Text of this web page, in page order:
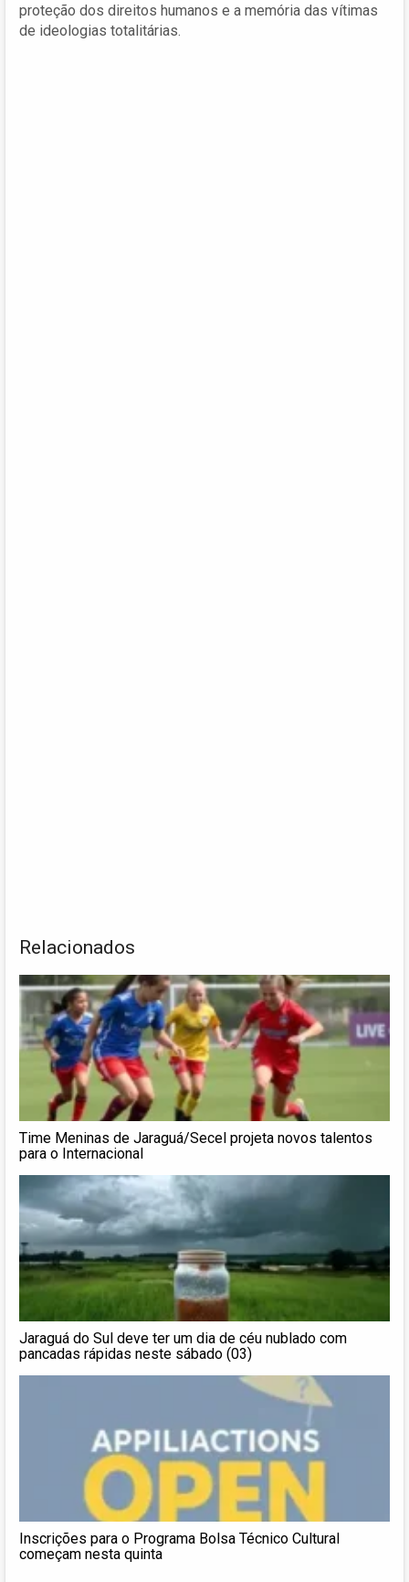
proteção dos direitos humanos e a memória das vítimas
de ideologias totalitárias.
Relacionados
Time Meninas de Jaraguá/Secel projeta novos talentos
para o Internacional
Jaraguá do Sul deve ter um dia de céu nublado com
pancadas rápidas neste sábado (03)
Inscrições para o Programa Bolsa Técnico Cultural
começam nesta quinta